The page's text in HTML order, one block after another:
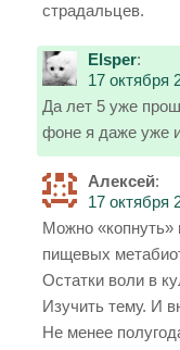
страдальцев.
Elsper:
17 октября
Да лет 5 уже
фоне я даже уже
Алексей:
17 октября
Можно «копнуть»
пищевых
Остатки воли в
Изучить тему. И
Не менее